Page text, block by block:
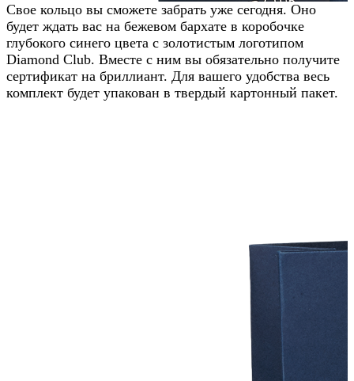
Свое кольцо вы сможете забрать уже сегодня. Оно
будет ждать вас на бежевом бархате в коробочке
глубокого синего цвета с золотистым логотипом
Diamond Club. Вместе с ним вы обязательно получите
сертификат на бриллиант. Для вашего удобства весь
комплект будет упакован в твердый картонный пакет.